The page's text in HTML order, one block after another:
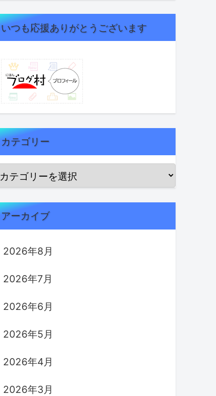
いつも応援ありがとうございます
カテゴリー
アーカイブ
2026年8月
2026年7月
2026年6月
2026年5月
2026年4月
2026年3月